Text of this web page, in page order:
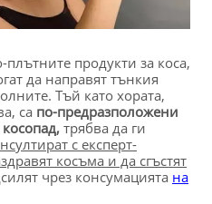
продукти за коса,
да направят тънкия
Тъй като хората,
са по-предразположени
трябва да ги
с експерт-
косъма и да сгъстят
чрез консумацията на